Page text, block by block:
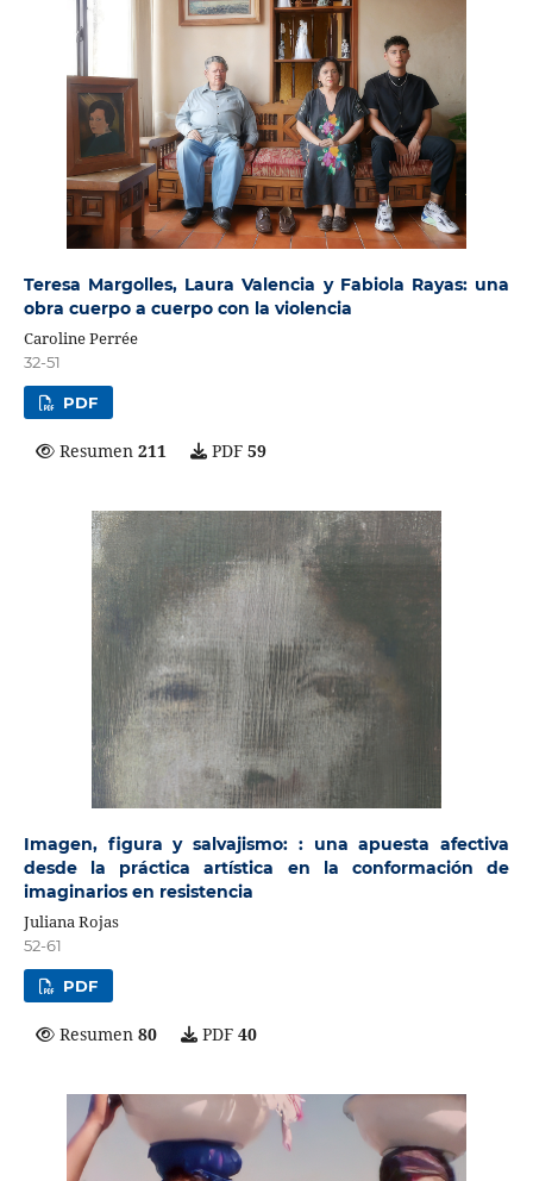
Teresa Margolles, Laura Valencia y Fabiola Rayas: una
obra cuerpo a cuerpo con la violencia
Caroline Perrée
32-51
PDF
Resumen 211 PDF 59
Imagen, figura y salvajismo: : una apuesta afectiva
desde la práctica artística en la conformación de
imaginarios en resistencia
Juliana Rojas
52-61
PDF
Resumen 80 PDF 40